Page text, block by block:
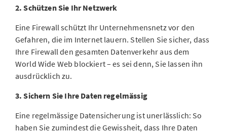
2. Schützen Sie Ihr Netzwerk
Eine Firewall schützt Ihr Unternehmensnetz vor den
Gefahren, die im Internet lauern. Stellen Sie sicher, dass
Ihre Firewall den gesamten Datenverkehr aus dem
World Wide Web blockiert – es sei denn, Sie lassen ihn
ausdrücklich zu.
3. Sichern Sie Ihre Daten regelmässig
Eine regelmässige Datensicherung ist unerlässlich: So
haben Sie zumindest die Gewissheit, dass Ihre Daten